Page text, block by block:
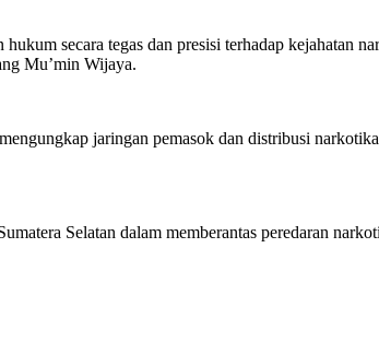
secara tegas dan presisi terhadap
Mu’min Wijaya.
jaringan pemasok dan distribusi
Selatan dalam memberantas peredaran